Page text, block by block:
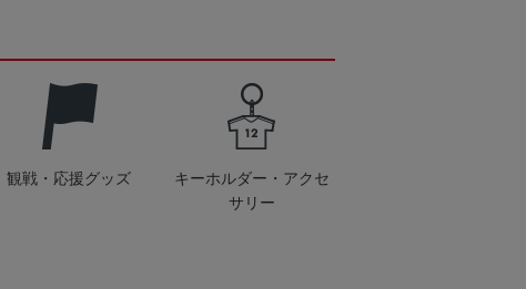
観戦・応援グッズ
キーホルダー・アクセ
サリー